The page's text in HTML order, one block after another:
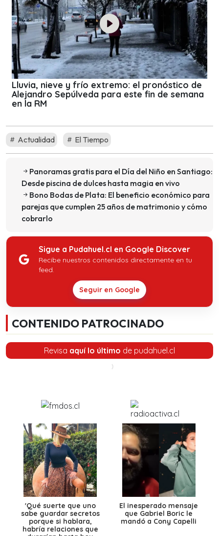
Lluvia, nieve y frío extremo: el pronóstico de
Alejandro Sepúlveda para este fin de semana
en la RM
Actualidad El Tiempo
Panoramas gratis para el Día del Niño en Santiago:
Desde piscina de dulces hasta magia en vivo
Bono Bodas de Plata: El beneficio económico para
parejas que cumplen 25 años de matrimonio y cómo
cobrarlo
Sigue a Pudahuel.cl en Google Discover
Recibe nuestros contenidos directamente en tu
feed.
Seguir en Google
CONTENIDO PATROCINADO
Revisa aquí lo último de pudahuel.cl
'Qué suerte que uno
sabe guardar secretos
porque si hablara,
habría relaciones que
El inesperado mensaje
que Gabriel Boric le
mandó a Cony Capelli